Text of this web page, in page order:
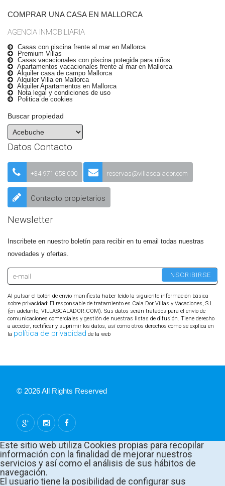
COMPRAR UNA CASA EN MALLORCA
AGENCIA INMOBILIARIA
Casas con piscina frente al mar en Mallorca
Premium Villas
Casas vacacionales con piscina potegida para niños
Apartamentos vacacionales frente al mar en Mallorca
Alquiler casa de campo Mallorca
Alquiler Villa en Mallorca
Alquiler Apartamentos en Mallorca
Nota legal y condiciones de uso
Politica de cookies
Buscar propiedad
Datos Contacto
+34 971 658 000 reservas@villascalador.com
Contacto propietarios
Newsletter
Inscribete en nuestro boletín para recibir en tu email todas nuestras
novedades y ofertas.
Al pulsar el botón de envío manifiesta haber leído la siguiente información básica
sobre privacidad: El responsable de tratamiento es Cala Dor Villas y Vacaciones, S.L.
(en adelante, VILLASCALADOR.COM). Sus datos serán tratados para el envío de
comunicaciones comerciales y gestión de nuestras listas de difusión. Tiene derecho
a acceder, rectificar y suprimir los datos, así como otros derechos como se explica en
la política de privacidad de la web
© 2026 All Rights Reserved
Este sitio web utiliza Cookies propias para recopilar
información con la finalidad de mejorar nuestros
servicios y así como el análisis de sus hábitos de
navegación.
El usuario tiene la posibilidad de configurar sus